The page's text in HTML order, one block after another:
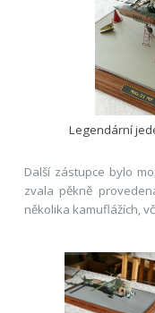
Legendární
Další zástupce bylo
zvala pěkně
několika kamuflážích,